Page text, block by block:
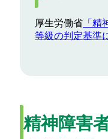
厚生労働省 「
等級の判定基準
精神障害